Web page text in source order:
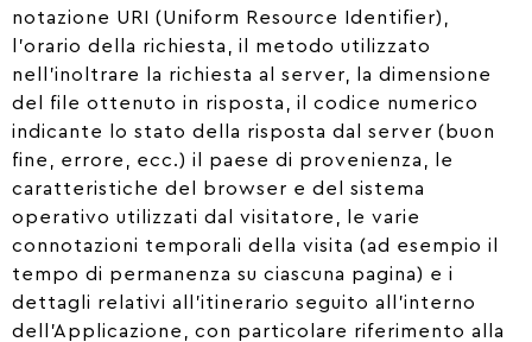
notazione URI (Uniform Resource Identifier),
l’orario della richiesta, il metodo utilizzato
nell’inoltrare la richiesta al server, la dimensione
del file ottenuto in risposta, il codice numerico
indicante lo stato della risposta dal server (buon
fine, errore, ecc.) il paese di provenienza, le
caratteristiche del browser e del sistema
operativo utilizzati dal visitatore, le varie
connotazioni temporali della visita (ad esempio il
tempo di permanenza su ciascuna pagina) e i
dettagli relativi all’itinerario seguito all’interno
dell’Applicazione, con particolare riferimento alla